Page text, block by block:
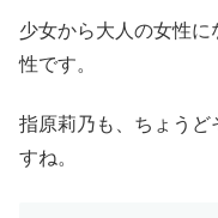
少女から大人の女性
性です。
指原莉乃も、ちょうど
すね。